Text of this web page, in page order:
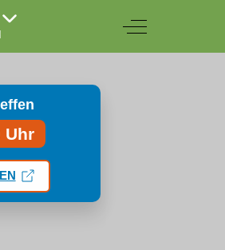
Off-Canvas
Uhr